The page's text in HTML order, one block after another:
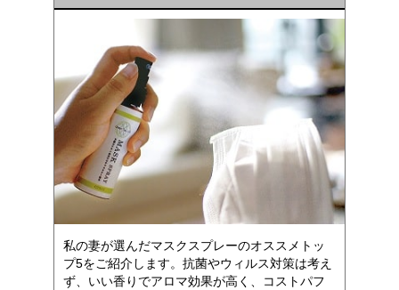
私の妻が選んだマスクスプレーのオススメトッ
プ5をご紹介します。抗菌やウィルス対策は考え
ず、いい香りでアロマ効果が高く、コストパフ